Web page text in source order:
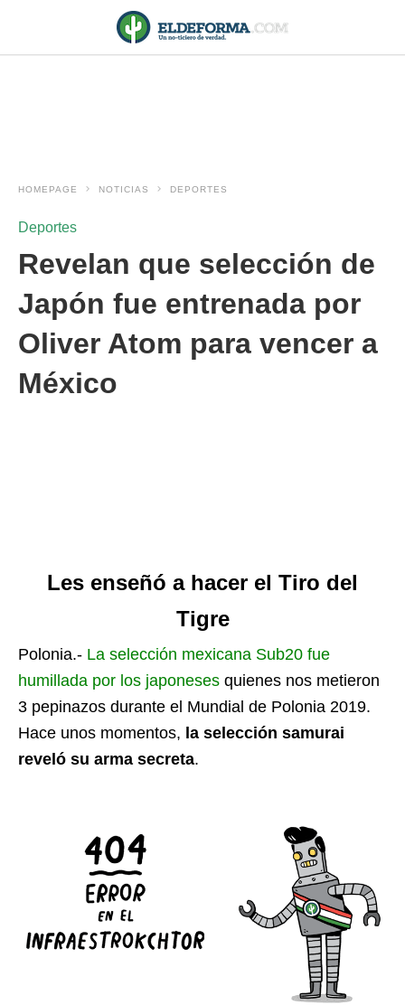
HOMEPAGE NOTICIAS DEPORTES
Deportes
Revelan que selección de
Japón fue entrenada por
Oliver Atom para vencer a
México
Les enseñó a hacer el Tiro del
Tigre
Polonia.- La selección mexicana Sub20 fue
humillada por los japoneses quienes nos metieron
3 pepinazos durante el Mundial de Polonia 2019.
Hace unos momentos, la selección samurai
reveló su arma secreta.